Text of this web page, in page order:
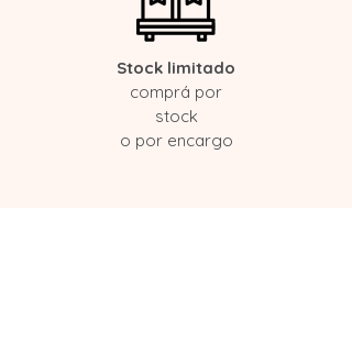
Stock limitado
comprá por
stock
o por encargo